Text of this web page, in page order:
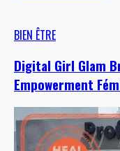
BIEN ÊTRE
Digital Girl Glam
Empowerment